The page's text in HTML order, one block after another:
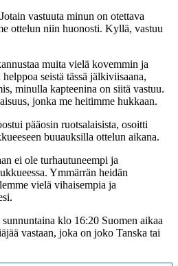
vastuuta minun on otettava
ottelun niin huonosti. Kyllä, vastuu
muita vielä kovemmin ja
seistä tässä jälkiviisaana,
minulla kapteenina on siitä vastuu.
jonka me heitimme hukkaan.
pääosin ruotsalaisista, osoitti
buuauksilla ottelun aikana.
ei ole turhautuneempi ja
Ymmärrän heidän
vielä vihaisempia ja
klo 16:20 Suomen aikaa
vastaan, joka on joko Tanska tai